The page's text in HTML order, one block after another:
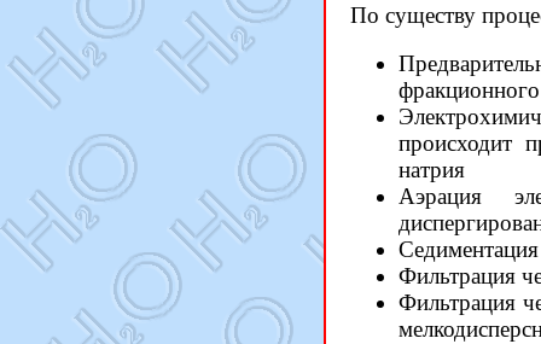
По существу
происходит
натрия
Аэрация
Седиментация
Фильтрация
Фильтрация